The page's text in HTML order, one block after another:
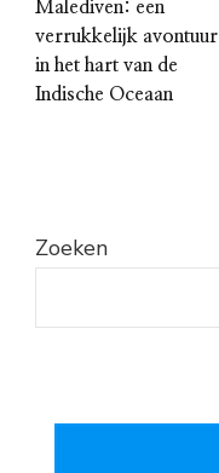
Malediven: een
verrukkelijk avontuur
in het hart van de
Indische Oceaan
Zoeken